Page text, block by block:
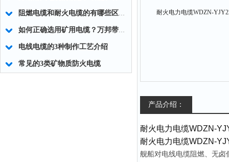
阻燃电缆和耐火电缆的有哪些区别？
如何正确选用矿用电缆？万邦带您了解！
电线电缆的3种制作工艺介绍
常见的3类矿物质防火电缆
产品介绍：
耐火电力电缆WDZN-
耐火电力电缆WDZN-
舰船对电线电缆阻燃、无